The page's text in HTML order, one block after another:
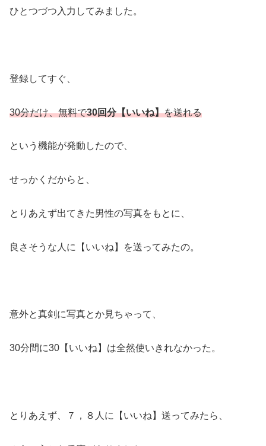
ひとつづつ入力してみました。
登録してすぐ、
30分だけ、無料で30回分【いいね】を送れる
という機能が発動したので、
せっかくだからと、
とりあえず出てきた男性の写真をもとに、
良さそうな人に【いいね】を送ってみたの。
意外と真剣に写真とか見ちゃって、
30分間に30【いいね】は全然使いきれなかった。
とりあえず、７，８人に【いいね】送ってみたら、